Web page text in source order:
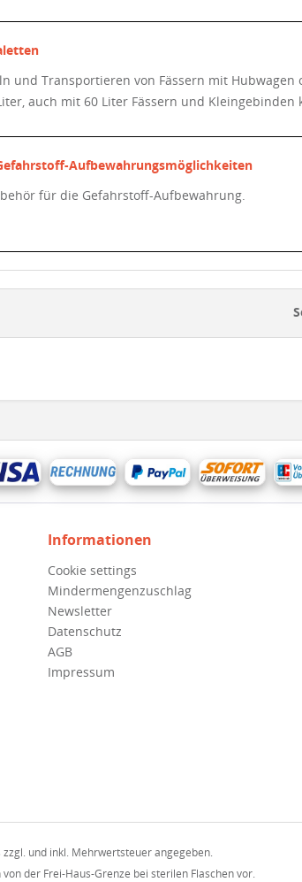
und Transportieren von Fässern mit Hubwagen
auch mit 60 Liter Fässern und Kleingebinden
Aufbewahrungsmöglichkeiten
für die Gefahrstoff-Aufbewahrung.
Informationen
Cookie settings
Mindermengenzuschlag
Newsletter
Datenschutz
AGB
Impressum
und inkl. Mehrwertsteuer angegeben.
der Frei-Haus-Grenze bei sterilen Flaschen vor.